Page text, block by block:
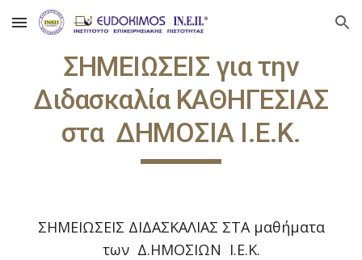
Skip to main content Skip to navigation
ΣΗΜΕΙΩΣΕΙΣ για την
Διδασκαλία ΚΑΘΗΓΕΣΙΑΣ
στα ΔΗΜΟΣΙΑ Ι.Ε.Κ.
ΣΗΜΕΙΩΣΕΙΣ ΔΙΔΑΣΚΑΛΙΑΣ ΣΤΑ μαθήματα
των Δ.ΗΜΟΣΙΩΝ Ι.Ε.Κ.